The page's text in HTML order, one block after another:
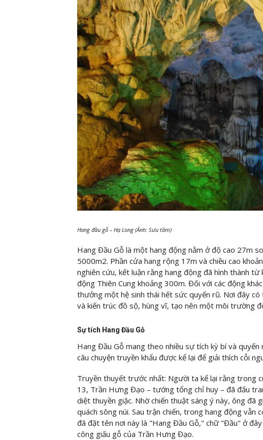
Hang đầu gỗ – Hạ Long (Ảnh: Sưu tầm)
Hang Đầu Gỗ là một hang động nằm ở độ cao 27m
5000m2. Phần cửa hang rộng 17m và chiều cao
nghiên cứu, kết luận rằng hang động đã hình thành
động Thiên Cung khoảng 300m. Đối với các động
thưởng một hệ sinh thái hết sức quyến rũ. Nơi đây
và kiến trúc đồ sộ, hùng vĩ, tạo nên một môi trường
Sự tích Hang Đầu Gỗ
Hang Đầu Gỗ mang theo nhiều sự tích kỳ bí và
câu chuyện truyền khẩu được kể lại để giải thích cỗi
Truyền thuyết trước nhất: Người ta kể lại rằng trong
13, Trần Hưng Đạo – tướng tổng chỉ huy – đã đấu
diệt thuyền giặc. Nhờ chiến thuật sáng ý này, ông đã
quách sông núi. Sau trận chiến, trong hang động vẫn
đã đặt tên nơi này là "Hang Đầu Gỗ," chữ "Đầu" ở
công giấu gỗ của Trần Hưng Đạo.